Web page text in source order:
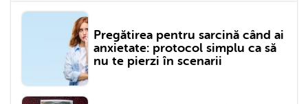
Pregătirea pentru sarcină când ai
anxietate: protocol simplu ca să
nu te pierzi în scenarii